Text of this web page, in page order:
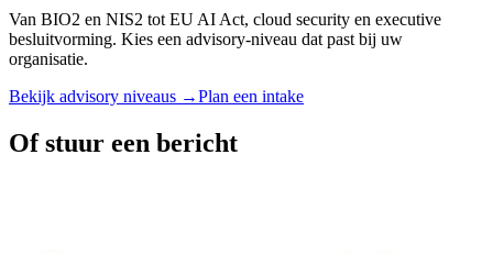
Van BIO2 en NIS2 tot EU AI Act, cloud security en executive
besluitvorming. Kies een advisory-niveau dat past bij uw
organisatie.
Bekijk advisory niveaus →Plan een intake
Of stuur een bericht